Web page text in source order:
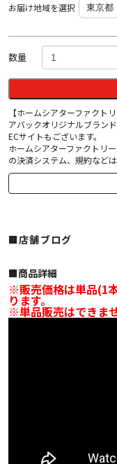
お届け地域を選択
数量
【ホームシアターファクト
アバックオリジナルブラン
ECサイトもございます。
ホームシアターファクトリ
の決済システム、規約など
■店舗ブログ
■︎商品詳細
※販売価格は単品(1
ります。
※単品販売はできま